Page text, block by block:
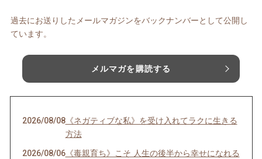
過去にお送りしたメールマガジンをバックナンバーとして公開し
ています。
メルマガを購読する
2026/08/08《ネガティブな私》を受け入れてラクに生きる
方法
2026/08/06《毒親育ち》こそ 人生の後半から幸せになれる